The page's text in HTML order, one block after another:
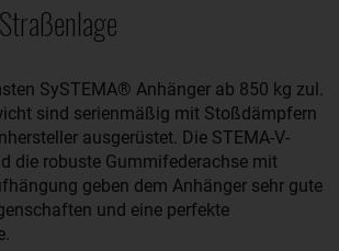
SySTEMA® Anhänger ab 850 kg zul.
sind serienmäßig mit Stoßdämpfern
ausgerüstet. Die STEMA-V-
die robuste Gummifederachse mit
geben dem Anhänger sehr gute
und eine perfekte